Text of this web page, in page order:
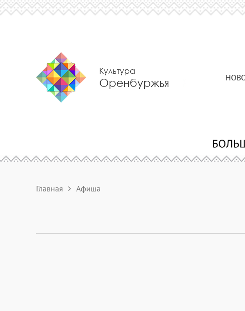
Культура
Оренбуржья
Главная Афиша